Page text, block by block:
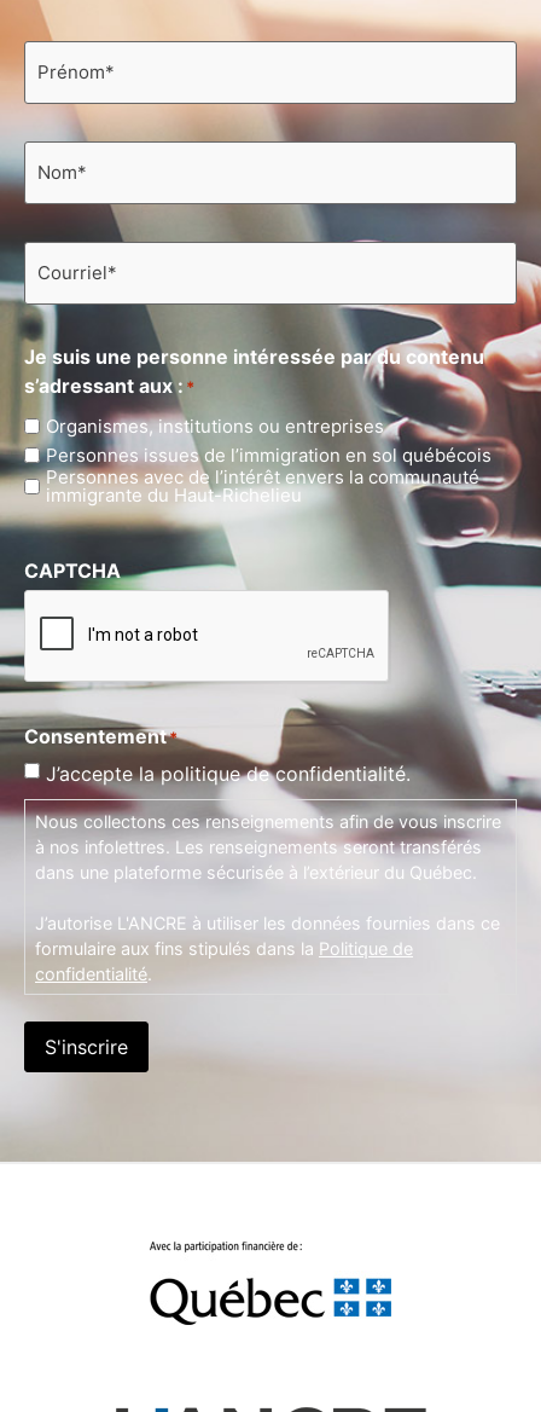
Prénom
Nom
Courriel
Je suis une personne intéressée par du contenu
s’adressant aux : *
Organismes, institutions ou entreprises
Personnes issues de l’immigration en sol québécois
Personnes avec de l’intérêt envers la communauté
immigrante du Haut-Richelieu
CAPTCHA
Consentement*
J’accepte la politique de confidentialité.
Nous collectons ces renseignements afin de vous inscrire
à nos infolettres. Les renseignements seront transférés
dans une plateforme sécurisée à l’extérieur du Québec.
J’autorise L'ANCRE à utiliser les données fournies dans ce
formulaire aux fins stipulés dans la Politique de
confidentialité.
S'inscrire